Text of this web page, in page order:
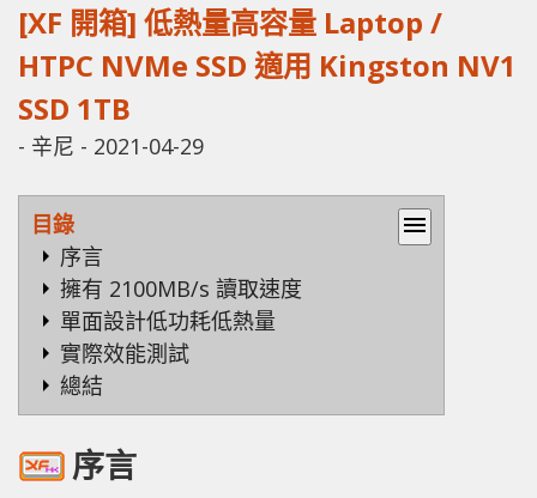
[XF 開箱] 低熱量高容量 Laptop /
HTPC NVMe SSD 適用 Kingston NV1
SSD 1TB
- 辛尼 - 2021-04-29
目錄
menu
序言
擁有 2100MB/s 讀取速度
單面設計低功耗低熱量
實際效能測試
總結
序言